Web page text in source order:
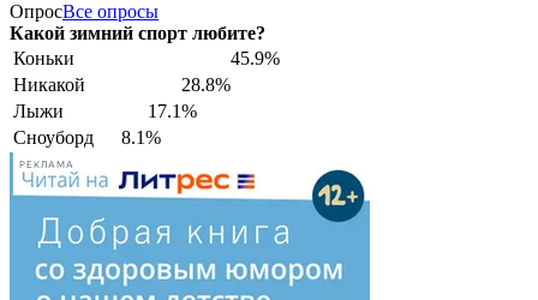
ОпросВсе опросы
Какой зимний спорт любите?
Коньки
45.9%
Никакой
28.8%
Лыжи
17.1%
Сноуборд
8.1%
РЕКЛАМА